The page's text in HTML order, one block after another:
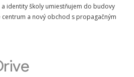
identity školy umiestňujem do budovy
a nový obchod s propagačným